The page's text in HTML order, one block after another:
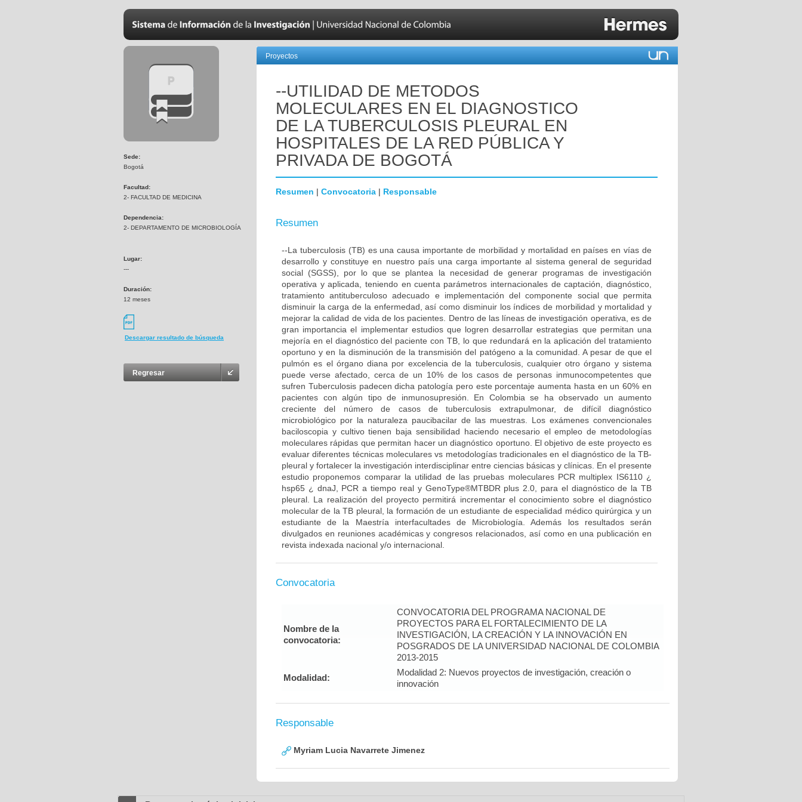
Sede:
Bogotá
Facultad:
2- FACULTAD DE MEDICINA
Dependencia:
2- DEPARTAMENTO DE MICROBIOLOGÍA
Lugar:
---
Duración:
12 meses
Descargar resultado de búsqueda
Regresar
Proyectos
--UTILIDAD DE METODOS
MOLECULARES EN EL DIAGNOSTICO
DE LA TUBERCULOSIS PLEURAL EN
HOSPITALES DE LA RED PÚBLICA Y
PRIVADA DE BOGOTÁ
Resumen | Convocatoria | Responsable
Resumen
--La tuberculosis (TB) es una causa importante de morbilidad y mortalidad en países en vías de
desarrollo y constituye en nuestro país una carga importante al sistema general de seguridad
social (SGSS), por lo que se plantea la necesidad de generar programas de investigación
operativa y aplicada, teniendo en cuenta parámetros internacionales de captación, diagnóstico,
tratamiento antituberculoso adecuado e implementación del componente social que permita
disminuir la carga de la enfermedad, así como disminuir los índices de morbilidad y mortalidad y
mejorar la calidad de vida de los pacientes. Dentro de las líneas de investigación operativa, es de
gran importancia el implementar estudios que logren desarrollar estrategias que permitan una
mejoría en el diagnóstico del paciente con TB, lo que redundará en la aplicación del tratamiento
oportuno y en la disminución de la transmisión del patógeno a la comunidad. A pesar de que el
pulmón es el órgano diana por excelencia de la tuberculosis, cualquier otro órgano y sistema
puede verse afectado, cerca de un 10% de los casos de personas inmunocompetentes que
sufren Tuberculosis padecen dicha patología pero este porcentaje aumenta hasta en un 60% en
pacientes con algún tipo de inmunosupresión. En Colombia se ha observado un aumento
creciente del número de casos de tuberculosis extrapulmonar, de difícil diagnóstico
microbiológico por la naturaleza paucibacilar de las muestras. Los exámenes convencionales
baciloscopia y cultivo tienen baja sensibilidad haciendo necesario el empleo de metodologías
moleculares rápidas que permitan hacer un diagnóstico oportuno. El objetivo de este proyecto es
evaluar diferentes técnicas moleculares vs metodologías tradicionales en el diagnóstico de la TB-
pleural y fortalecer la investigación interdisciplinar entre ciencias básicas y clínicas. En el presente
estudio proponemos comparar la utilidad de las pruebas moleculares PCR multiplex IS6110 ¿
hsp65 ¿ dnaJ, PCR a tiempo real y GenoType®MTBDR plus 2.0, para el diagnóstico de la TB
pleural. La realización del proyecto permitirá incrementar el conocimiento sobre el diagnóstico
molecular de la TB pleural, la formación de un estudiante de especialidad médico quirúrgica y un
estudiante de la Maestría interfacultades de Microbiología. Además los resultados serán
divulgados en reuniones académicas y congresos relacionados, así como en una publicación en
revista indexada nacional y/o internacional.
Convocatoria
Nombre de la
convocatoria:
CONVOCATORIA DEL PROGRAMA NACIONAL DE
PROYECTOS PARA EL FORTALECIMIENTO DE LA
INVESTIGACIÓN, LA CREACIÓN Y LA INNOVACIÓN EN
POSGRADOS DE LA UNIVERSIDAD NACIONAL DE COLOMBIA
2013-2015
Modalidad:
Modalidad 2: Nuevos proyectos de investigación, creación o
innovación
Responsable
Myriam Lucia Navarrete Jimenez